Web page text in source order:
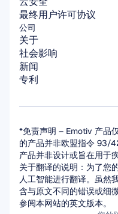
公司
关于
社会影响
新闻
专利
最终用户许可协议
*免责声明 – Emotiv 产品
的产品并非欧盟指令 93/
产品并非设计或旨在用于
关于翻译的说明：为了您
人工智能进行翻译。虽然
含与原文不同的错误或细
参阅本网站的英文版本。